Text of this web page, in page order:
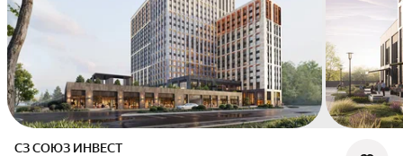
СЗ СОЮЗ ИНВЕСТ